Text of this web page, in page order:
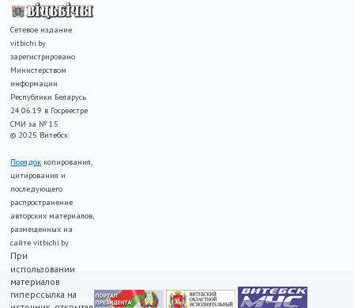
Сетевое издание
vitbichi.by
зарегистрировано
Министерством
информации
Республики Беларусь
24.06.19 в Госреестре
СМИ за № 15.
© 2025 Витебск
Порядок копирования,
цитирования и
последующего
распространение
авторских материалов,
размещенных на
сайте vitbichi.by
При
использовании
материалов
гиперссылка на